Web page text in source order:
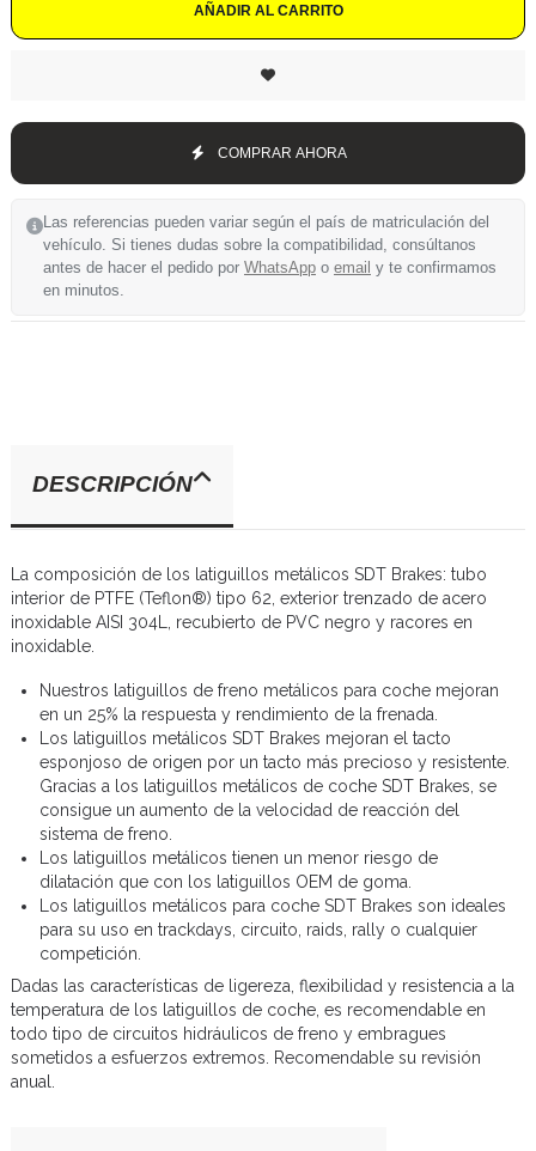
AÑADIR AL CARRITO
COMPRAR AHORA
Las referencias pueden variar según el país de matriculación del
vehículo. Si tienes dudas sobre la compatibilidad, consúltanos
antes de hacer el pedido por WhatsApp o email y te confirmamos
en minutos.
DESCRIPCIÓN
La composición de los latiguillos metálicos SDT Brakes: tubo
interior de PTFE (Teflon®) tipo 62, exterior trenzado de acero
inoxidable AISI 304L, recubierto de PVC negro y racores en
inoxidable.
Nuestros latiguillos de freno metálicos para coche mejoran
en un 25% la respuesta y rendimiento de la frenada.
Los latiguillos metálicos SDT Brakes mejoran el tacto
esponjoso de origen por un tacto más precioso y resistente.
Gracias a los latiguillos metálicos de coche SDT Brakes, se
consigue un aumento de la velocidad de reacción del
sistema de freno.
Los latiguillos metálicos tienen un menor riesgo de
dilatación que con los latiguillos OEM de goma.
Los latiguillos metálicos para coche SDT Brakes son ideales
para su uso en trackdays, circuito, raids, rally o cualquier
competición.
Dadas las características de ligereza, flexibilidad y resistencia a la
temperatura de los latiguillos de coche, es recomendable en
todo tipo de circuitos hidráulicos de freno y embragues
sometidos a esfuerzos extremos. Recomendable su revisión
anual.